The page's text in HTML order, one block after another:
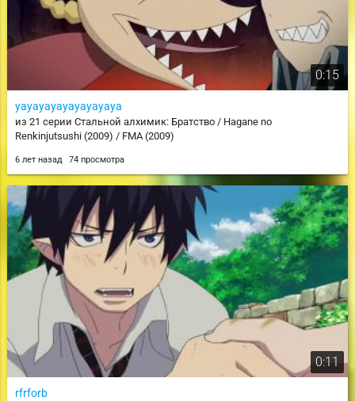
0:15
уауауауауауауауауа
из 21 серии Стальной алхимик: Братство / Hagane no
Renkinjutsushi (2009) / FMA (2009)
6 лет назад 74 просмотра
0:11
rfrforb